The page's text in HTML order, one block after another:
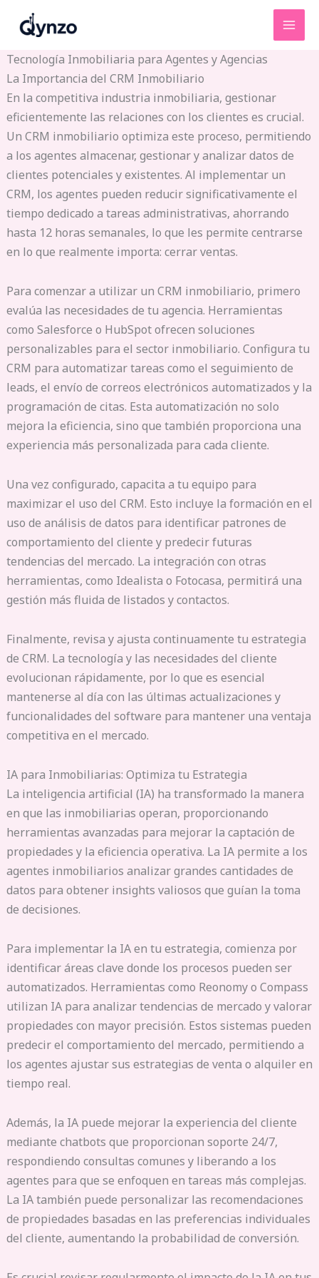
Tecnología Inmobiliaria para Agentes y Agencias
La Importancia del CRM Inmobiliario
En la competitiva industria inmobiliaria, gestionar
eficientemente las relaciones con los clientes es crucial.
Un CRM inmobiliario optimiza este proceso, permitiendo
a los agentes almacenar, gestionar y analizar datos de
clientes potenciales y existentes. Al implementar un
CRM, los agentes pueden reducir significativamente el
tiempo dedicado a tareas administrativas, ahorrando
hasta 12 horas semanales, lo que les permite centrarse
en lo que realmente importa: cerrar ventas.
Para comenzar a utilizar un CRM inmobiliario, primero
evalúa las necesidades de tu agencia. Herramientas
como Salesforce o HubSpot ofrecen soluciones
personalizables para el sector inmobiliario. Configura tu
CRM para automatizar tareas como el seguimiento de
leads, el envío de correos electrónicos automatizados y la
programación de citas. Esta automatización no solo
mejora la eficiencia, sino que también proporciona una
experiencia más personalizada para cada cliente.
Una vez configurado, capacita a tu equipo para
maximizar el uso del CRM. Esto incluye la formación en el
uso de análisis de datos para identificar patrones de
comportamiento del cliente y predecir futuras
tendencias del mercado. La integración con otras
herramientas, como Idealista o Fotocasa, permitirá una
gestión más fluida de listados y contactos.
Finalmente, revisa y ajusta continuamente tu estrategia
de CRM. La tecnología y las necesidades del cliente
evolucionan rápidamente, por lo que es esencial
mantenerse al día con las últimas actualizaciones y
funcionalidades del software para mantener una ventaja
competitiva en el mercado.
IA para Inmobiliarias: Optimiza tu Estrategia
La inteligencia artificial (IA) ha transformado la manera
en que las inmobiliarias operan, proporcionando
herramientas avanzadas para mejorar la captación de
propiedades y la eficiencia operativa. La IA permite a los
agentes inmobiliarios analizar grandes cantidades de
datos para obtener insights valiosos que guían la toma
de decisiones.
Para implementar la IA en tu estrategia, comienza por
identificar áreas clave donde los procesos pueden ser
automatizados. Herramientas como Reonomy o Compass
utilizan IA para analizar tendencias de mercado y valorar
propiedades con mayor precisión. Estos sistemas pueden
predecir el comportamiento del mercado, permitiendo a
los agentes ajustar sus estrategias de venta o alquiler en
tiempo real.
Además, la IA puede mejorar la experiencia del cliente
mediante chatbots que proporcionan soporte 24/7,
respondiendo consultas comunes y liberando a los
agentes para que se enfoquen en tareas más complejas.
La IA también puede personalizar las recomendaciones
de propiedades basadas en las preferencias individuales
del cliente, aumentando la probabilidad de conversión.